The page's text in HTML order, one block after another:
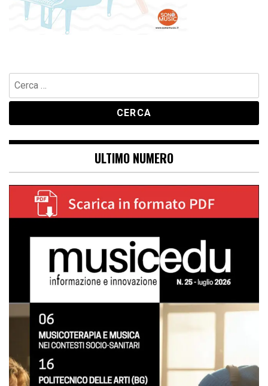
Ricerca
per:
ULTIMO NUMERO